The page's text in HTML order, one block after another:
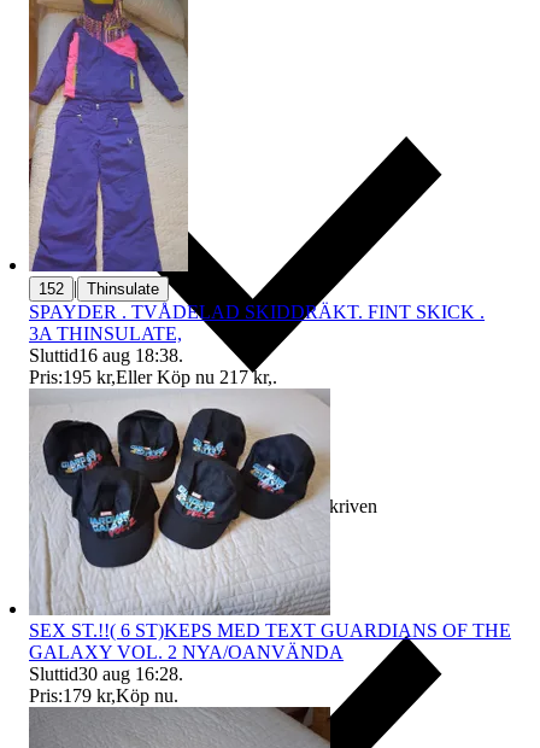
Ersättning om varan inte är som beskriven
152 | Thinsulate
SPAYDER . TVÅDELAD SKIDDRÄKT. FINT SKICK .
3A THINSULATE,
Sluttid16 aug 18:38.
Pris:195 kr,Eller Köp nu 217 kr,.
SEX ST.!!( 6 ST)KEPS MED TEXT GUARDIANS OF THE
GALAXY VOL. 2 NYA/OANVÄNDA
Sluttid30 aug 16:28.
Pris:179 kr,Köp nu.